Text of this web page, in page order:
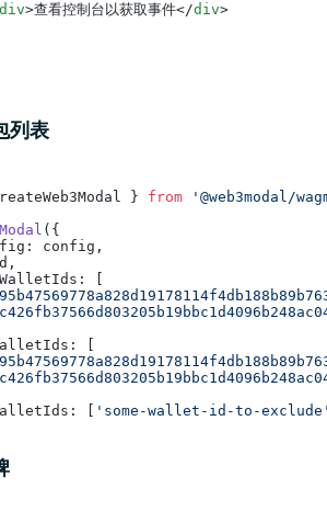
div>查看控制台以获取事件</div>
列表
} from '@web3modal/
({
config,
[
[
[
'some-wallet-id-to-